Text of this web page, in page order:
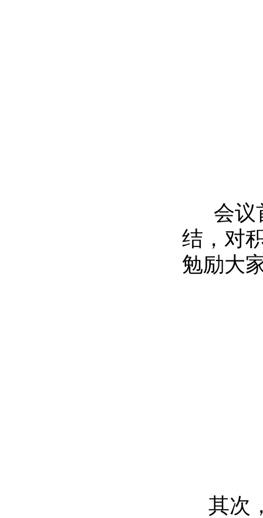
会议
结，对
勉励大
其次